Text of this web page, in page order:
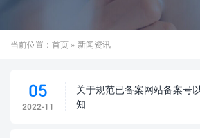
当前位置： 首页 » 新闻资讯
05
2022-11
关于规范已备案网站备案号
知